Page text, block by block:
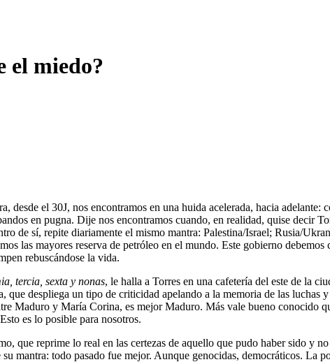
el miedo?
desde el 30J, nos encontramos en una huida acelerada, hacia
en pugna. Dije nos encontramos cuando, en realidad, quise decir
de sí, repite diariamente el mismo mantra: Palestina/Israel; Rusia/
las mayores reserva de petróleo en el mundo. Este gobierno
rebuscándose la vida.
tercia, sexta y nonas, le halla a Torres en una cafetería del este de la
que despliega un tipo de criticidad apelando a la memoria de las
Maduro y María Corina, es mejor Maduro. Más vale bueno conocido
es lo posible para nosotros.
que reprime lo real en las certezas de aquello que pudo haber sido y
mantra: todo pasado fue mejor. Aunque genocidas, democráticos.